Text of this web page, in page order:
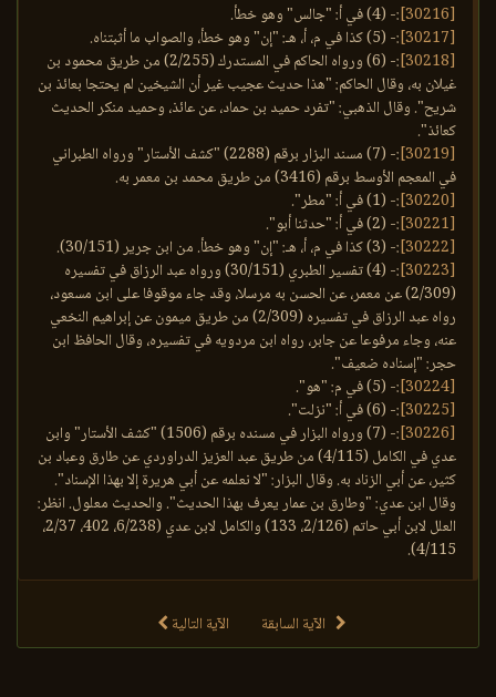
[30216]
:- (4) في أ: "جالس" وهو خطأ.
[30217]
:- (5) كذا في م، أ، هـ: "إن" وهو خطأ، والصواب ما أثبتناه.
[30218]
:- (6) ورواه الحاكم في المستدرك (2/255) من طريق محمود بن
غيلان به، وقال الحاكم: "هذا حديث عجيب غير أن الشيخين لم يحتجا بعائذ بن
شريح". وقال الذهبي: "تفرد حميد بن حماد، عن عائذ، وحميد منكر الحديث
كعائذ".
[30219]
:- (7) مسند البزار برقم (2288) "كشف الأستار" ورواه الطبراني
في المعجم الأوسط برقم (3416) من طريق محمد بن معمر به.
[30220]
:- (1) في أ: "مطر".
[30221]
:- (2) في أ: "حدثنا أبو".
[30222]
:- (3) كذا في م، أ، هـ: "إن" وهو خطأ. من ابن جرير (30/151).
[30223]
:- (4) تفسير الطبري (30/151) ورواه عبد الرزاق في تفسيره
(2/309) عن معمر، عن الحسن به مرسلا، وقد جاء موقوفا على ابن مسعود،
رواه عبد الرزاق في تفسيره (2/309) من طريق ميمون عن إبراهيم النخعي
عنه، وجاء مرفوعا عن جابر، رواه ابن مردويه في تفسيره، وقال الحافظ ابن
حجر: "إسناده ضعيف".
[30224]
:- (5) في م: "هو".
[30225]
:- (6) في أ: "نزلت".
[30226]
:- (7) ورواه البزار في مسنده برقم (1506) "كشف الأستار" وابن
عدي في الكامل (4/115) من طريق عبد العزيز الدراوردي عن طارق وعباد بن
كثير، عن أبي الزناد به. وقال البزار: "لا نعلمه عن أبي هريرة إلا بهذا الإسناد".
وقال ابن عدي: "وطارق بن عمار يعرف بهذا الحديث". والحديث معلول. انظر:
العلل لابن أبي حاتم (2/126، 133) والكامل لابن عدي (6/238، 402، 2/37،
4/115).
الآية السابقة الآية التالية